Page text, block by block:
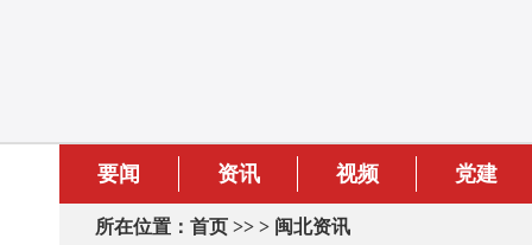
要闻 资讯 视频 党建
所在位置： 首页 >> > 闽北资讯